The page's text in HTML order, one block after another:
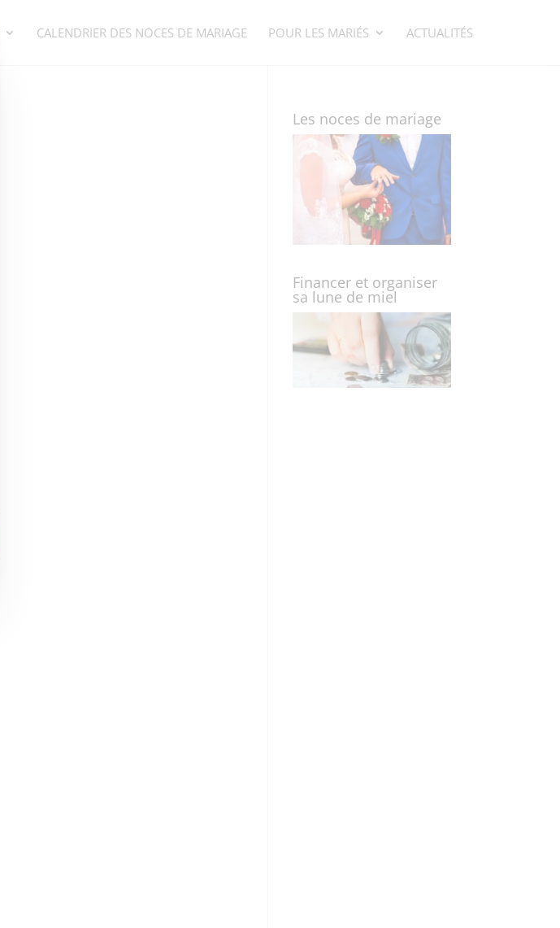
CALENDRIER DES NOCES DE MARIAGE POUR LES MARIÉS ACTUALITÉS
Les noces de mariage
Financer et organiser
sa lune de miel